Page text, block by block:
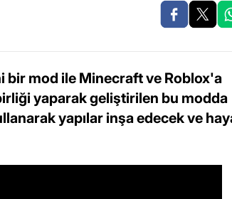
bir mod ile Minecraft ve Roblox'a
yaparak geliştirilen bu modda
yapılar inşa edecek ve